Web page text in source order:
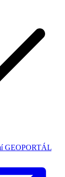
GEOPORTÁL